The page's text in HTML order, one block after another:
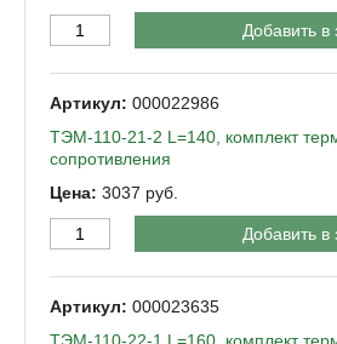
Добавить в
000022986
ТЭМ-110-21-2 L=140, комплект
сопротивления
3037
Добавить в
000023635